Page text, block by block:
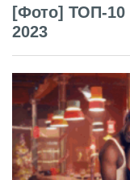
[Фото] ТОП-10
2023